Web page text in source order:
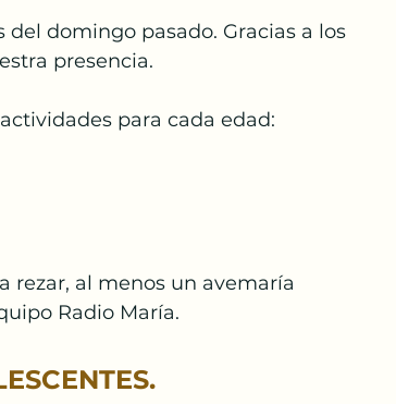
Santa
domingo pasado. Gracias a los
presencia.
para cada edad:
rezar, al menos un avemaría
Radio María.